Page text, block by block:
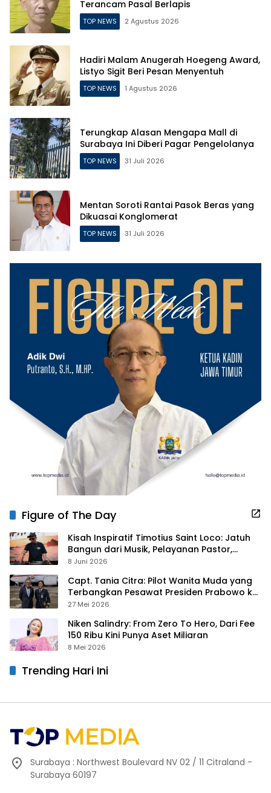
Terancam Pasal Berlapis
TOP NEWS 2 Agustus 2026
Hadiri Malam Anugerah Hoegeng Award,
Listyo Sigit Beri Pesan Menyentuh
TOP NEWS 1 Agustus 2026
Terungkap Alasan Mengapa Mall di
Surabaya Ini Diberi Pagar Pengelolanya
TOP NEWS 31 Juli 2026
Mentan Soroti Rantai Pasok Beras yang
Dikuasai Konglomerat
TOP NEWS 31 Juli 2026
Figure of The Day
Kisah Inspiratif Timotius Saint Loco: Jatuh
Bangun dari Musik, Pelayanan Pastor,
hingga Gurita Bisnis Sambal Babon
8 Juni 2026
Capt. Tania Citra: Pilot Wanita Muda yang
Terbangkan Pesawat Presiden Prabowo ke
Prancis
27 Mei 2026
Niken Salindry: From Zero To Hero, Dari Fee
150 Ribu Kini Punya Aset Miliaran
8 Mei 2026
Trending Hari Ini
Surabaya : Northwest Boulevard NV 02 / 11 Citraland -
Surabaya 60197